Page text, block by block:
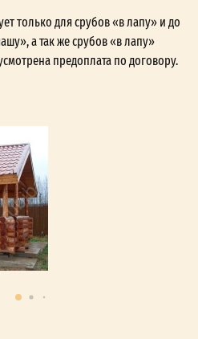
только для срубов «в лапу» и до
а так же срубов «в лапу»
предоплата по договору.